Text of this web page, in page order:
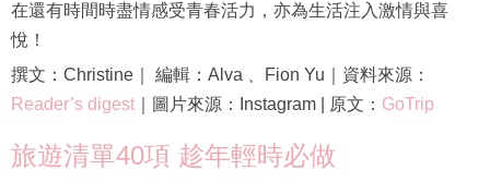
在還有時間時盡情感受青春活力，亦為生活注入激情與喜
悅！
撰文：Christine｜ 編輯：Alva 、Fion Yu｜資料來源：
Reader’s digest ｜圖片來源：Instagram | 原文： GoTrip
旅遊清單40項 趁年輕時必做